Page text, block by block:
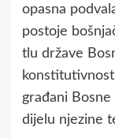
opasna
postoje
tlu države
građani
dijelu njezine